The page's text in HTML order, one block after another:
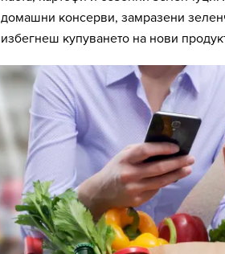
домашни консерви, замразени
избегнеш купуването на нови